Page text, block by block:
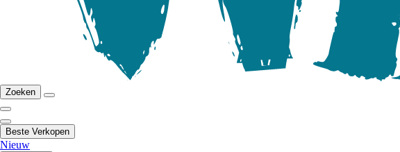
Zoeken
Beste Verkopen
Nieuw